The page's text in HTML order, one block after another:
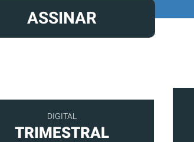
ASSINAR
DIGITAL
TRIMESTRAL